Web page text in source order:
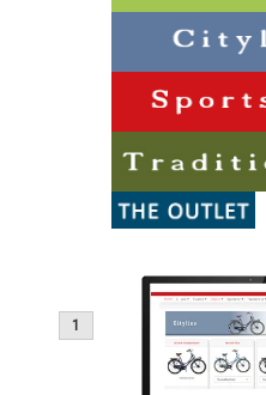
1